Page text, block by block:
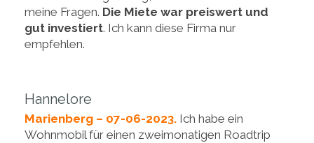
meine Fragen. Die Miete war preiswert und
gut investiert. Ich kann diese Firma nur
empfehlen.
Hannelore
Marienberg – 07-06-2023. Ich habe ein
Wohnmobil für einen zweimonatigen Roadtrip